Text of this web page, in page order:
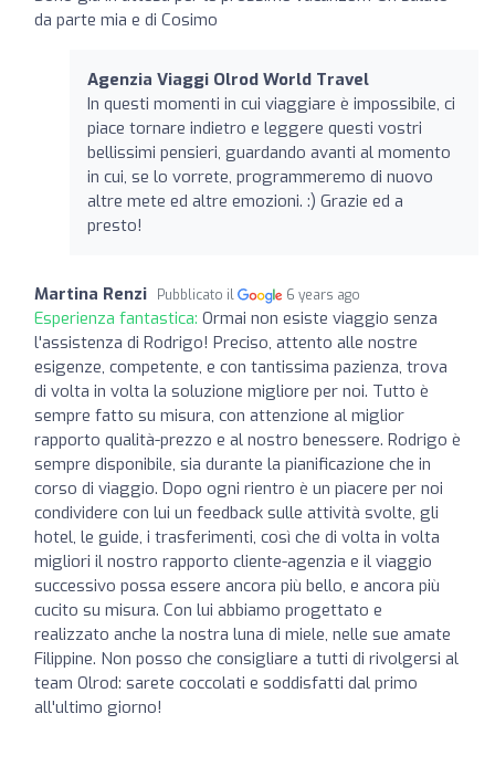
da parte mia e di Cosimo
Agenzia Viaggi Olrod World Travel
In questi momenti in cui viaggiare è impossibile, ci
piace tornare indietro e leggere questi vostri
bellissimi pensieri, guardando avanti al momento
in cui, se lo vorrete, programmeremo di nuovo
altre mete ed altre emozioni. :) Grazie ed a
presto!
Martina Renzi Pubblicato il 6 years ago
Esperienza fantastica: Ormai non esiste viaggio senza
l'assistenza di Rodrigo! Preciso, attento alle nostre
esigenze, competente, e con tantissima pazienza, trova
di volta in volta la soluzione migliore per noi. Tutto è
sempre fatto su misura, con attenzione al miglior
rapporto qualità-prezzo e al nostro benessere. Rodrigo è
sempre disponibile, sia durante la pianificazione che in
corso di viaggio. Dopo ogni rientro è un piacere per noi
condividere con lui un feedback sulle attività svolte, gli
hotel, le guide, i trasferimenti, così che di volta in volta
migliori il nostro rapporto cliente-agenzia e il viaggio
successivo possa essere ancora più bello, e ancora più
cucito su misura. Con lui abbiamo progettato e
realizzato anche la nostra luna di miele, nelle sue amate
Filippine. Non posso che consigliare a tutti di rivolgersi al
team Olrod: sarete coccolati e soddisfatti dal primo
all'ultimo giorno!